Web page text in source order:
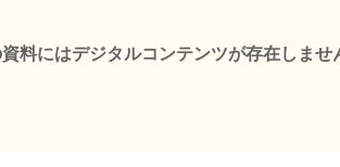
料にはデジタルコンテンツが存在しませ